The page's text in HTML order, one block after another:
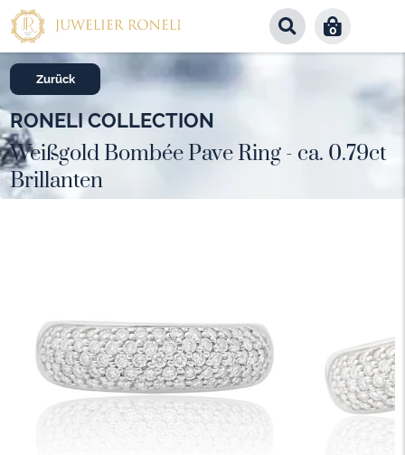
0
Zurück
RONELI COLLECTION
Weißgold Bombée Pave Ring - ca. 0.79ct
Brillanten